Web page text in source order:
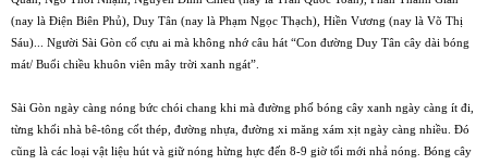
(nay là Ðiện Biên Phủ), Duy Tân (nay là Phạm Ngọc Thạch), Hiền Vương (nay là Võ Thị
Sáu)... Người Sài Gòn cố cựu ai mà không nhớ câu hát “Con đường Duy Tân cây dài bóng
mát/ Buổi chiều khuôn viên mây trời xanh ngát”.
Sài Gòn ngày càng nóng bức chói chang khi mà đường phố bóng cây xanh ngày càng ít đi,
từng khối nhà bê-tông cốt thép, đường nhựa, đường xi măng xám xịt ngày càng nhiều. Ðó
cũng là các loại vật liệu hút và giữ nóng hừng hực đến 8-9 giờ tối mới nhả nóng. Bóng cây